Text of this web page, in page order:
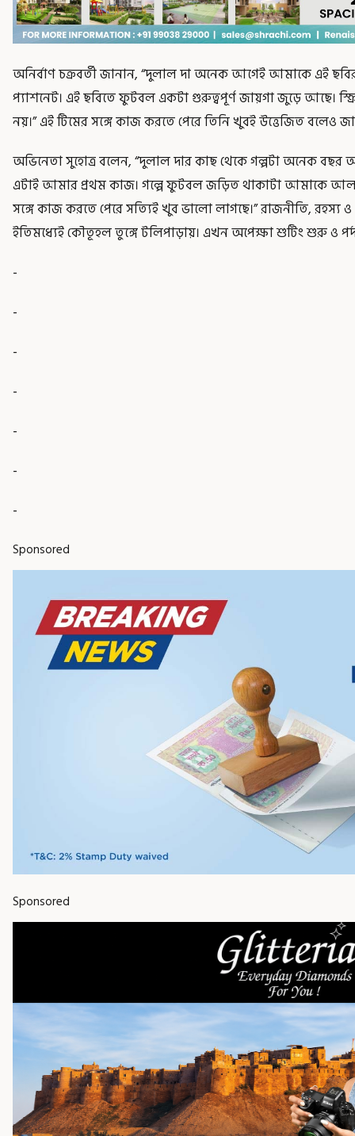
অনির্বাণ চক্রবর্তী জানান, “দুলাল দা অনেক আগেই আমাকে এই
প্যাশনেট। এই ছবিতে ফুটবল একটা গুরুত্বপূর্ণ জায়গা জুড়ে আছে।
নয়।” এই টিমের সঙ্গে কাজ করতে পেরে তিনি খুবই উত্তেজিত বলেও
অভিনেতা সুহোত্র বলেন, “দুলাল দার কাছ থেকে গল্পটা অনেক বছর
এটাই আমার প্রথম কাজ। গল্পে ফুটবল জড়িত থাকাটা আমাকে
সঙ্গে কাজ করতে পেরে সত্যিই খুব ভালো লাগছে।” রাজনীতি, রহস্য
ইতিমধ্যেই কৌতূহল তুঙ্গে টলিপাড়ায়। এখন অপেক্ষা শুটিং শুরু ও
-
-
-
-
-
-
-
Sponsored
Sponsored